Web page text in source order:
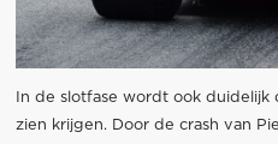
In de slotfase wordt ook
zien krijgen. Door de crash van